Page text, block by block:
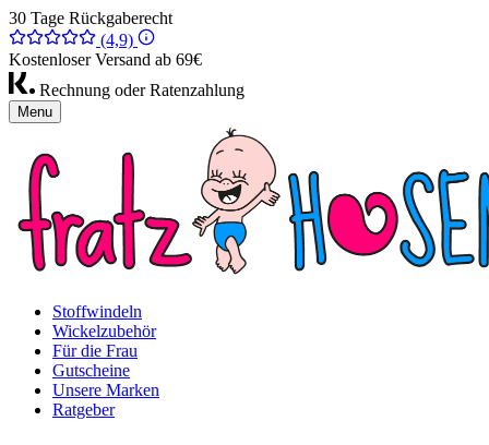
30 Tage Rückgaberecht
(4,9)
Kostenloser Versand ab 69€
Rechnung oder Ratenzahlung
Menu
Stoffwindeln
Wickelzubehör
Für die Frau
Gutscheine
Unsere Marken
Ratgeber